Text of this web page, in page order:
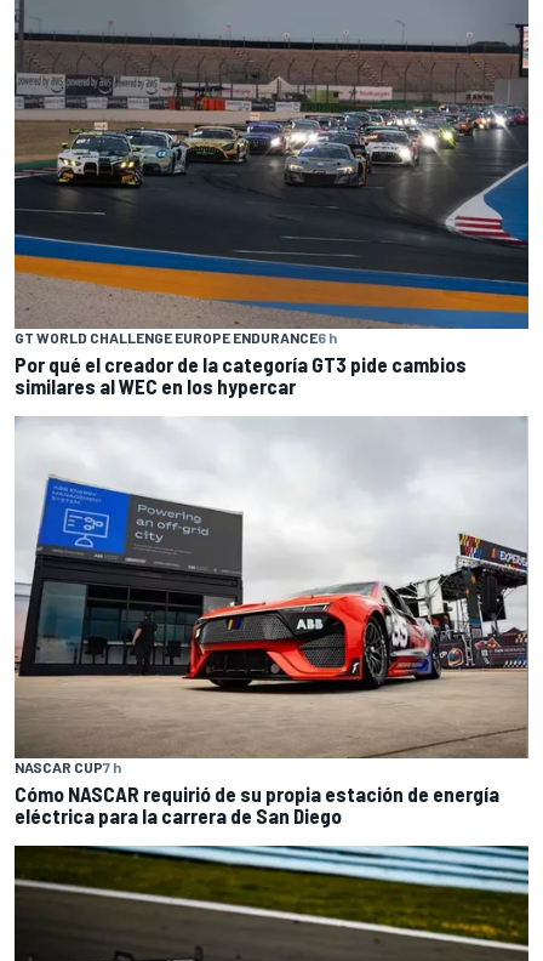
GT WORLD CHALLENGE EUROPE ENDURANCE6 h
Por qué el creador de la categoría GT3 pide cambios
similares al WEC en los hypercar
NASCAR CUP7 h
Cómo NASCAR requirió de su propia estación de energía
eléctrica para la carrera de San Diego